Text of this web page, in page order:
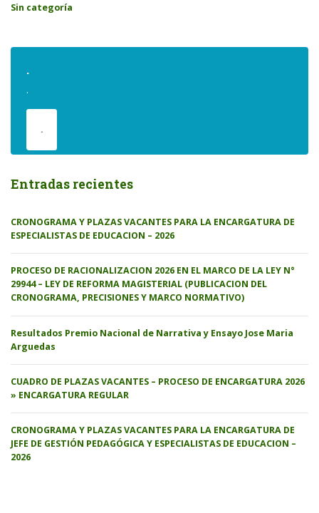
Sin categoría
.
.
.
Entradas recientes
CRONOGRAMA Y PLAZAS VACANTES PARA LA ENCARGATURA DE
ESPECIALISTAS DE EDUCACION – 2026
PROCESO DE RACIONALIZACION 2026 EN EL MARCO DE LA LEY N°
29944 – LEY DE REFORMA MAGISTERIAL (PUBLICACION DEL
CRONOGRAMA, PRECISIONES Y MARCO NORMATIVO)
Resultados Premio Nacional de Narrativa y Ensayo Jose Maria
Arguedas
CUADRO DE PLAZAS VACANTES – PROCESO DE ENCARGATURA 2026
» ENCARGATURA REGULAR
CRONOGRAMA Y PLAZAS VACANTES PARA LA ENCARGATURA DE
JEFE DE GESTIÓN PEDAGÓGICA Y ESPECIALISTAS DE EDUCACION –
2026